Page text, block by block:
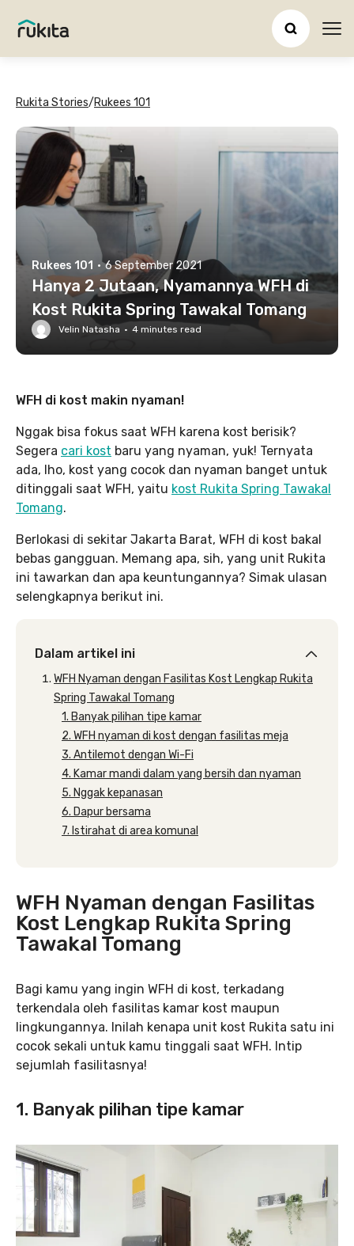
Rukita Stories/Rukees 101
Rukees 101 · 6 September 2021
Hanya 2 Jutaan, Nyamannya WFH di
Kost Rukita Spring Tawakal Tomang
Velin Natasha · 4 minutes read
WFH di kost makin nyaman!
Nggak bisa fokus saat WFH karena kost berisik?
Segera cari kost baru yang nyaman, yuk! Ternyata
ada, lho, kost yang cocok dan nyaman banget untuk
ditinggali saat WFH, yaitu kost Rukita Spring Tawakal
Tomang.
Berlokasi di sekitar Jakarta Barat, WFH di kost bakal
bebas gangguan. Memang apa, sih, yang unit Rukita
ini tawarkan dan apa keuntungannya? Simak ulasan
selengkapnya berikut ini.
Dalam artikel ini
WFH Nyaman dengan Fasilitas Kost Lengkap Rukita
Spring Tawakal Tomang
1. Banyak pilihan tipe kamar
2. WFH nyaman di kost dengan fasilitas meja
3. Antilemot dengan Wi-Fi
4. Kamar mandi dalam yang bersih dan nyaman
5. Nggak kepanasan
6. Dapur bersama
7. Istirahat di area komunal
WFH Nyaman dengan Fasilitas
Kost Lengkap Rukita Spring
Tawakal Tomang
Bagi kamu yang ingin WFH di kost, terkadang
terkendala oleh fasilitas kamar kost maupun
lingkungannya. Inilah kenapa unit kost Rukita satu ini
cocok sekali untuk kamu tinggali saat WFH. Intip
sejumlah fasilitasnya!
1. Banyak pilihan tipe kamar